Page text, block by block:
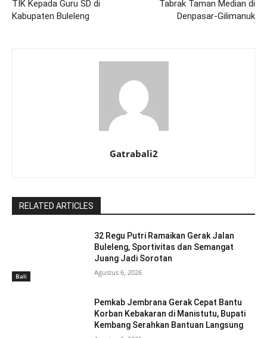
TIK Kepada Guru SD di
Kabupaten Buleleng
Tabrak Taman Median di
Denpasar-Gilimanuk
Gatrabali2
RELATED ARTICLES
Bali
32 Regu Putri Ramaikan Gerak Jalan
Buleleng, Sportivitas dan Semangat
Juang Jadi Sorotan
Agustus 6, 2026
Pemkab Jembrana Gerak Cepat Bantu
Korban Kebakaran di Manistutu, Bupati
Kembang Serahkan Bantuan Langsung